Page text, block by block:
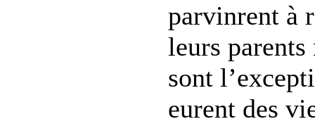
parvinrent à
leurs
sont
eurent des